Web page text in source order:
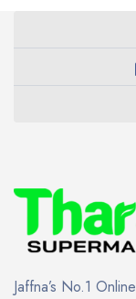
Jaffna’s No.1